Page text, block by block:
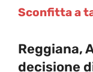
Sconfitta a
Reggiana,
decisione